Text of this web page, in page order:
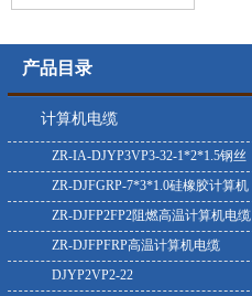
产品目录
计算机电缆
ZR-IA-DJYP3VP3-32-1*2*1.5钢丝
铠装计算机电缆
ZR-DJFGRP-7*3*1.0硅橡胶计算机
电缆
ZR-DJFP2FP2阻燃高温计算机电缆
ZR-DJFPFRP高温计算机电缆
DJYP2VP2-22